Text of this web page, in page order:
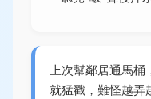
上次幫鄰居通馬桶
就猛戳，難怪越弄